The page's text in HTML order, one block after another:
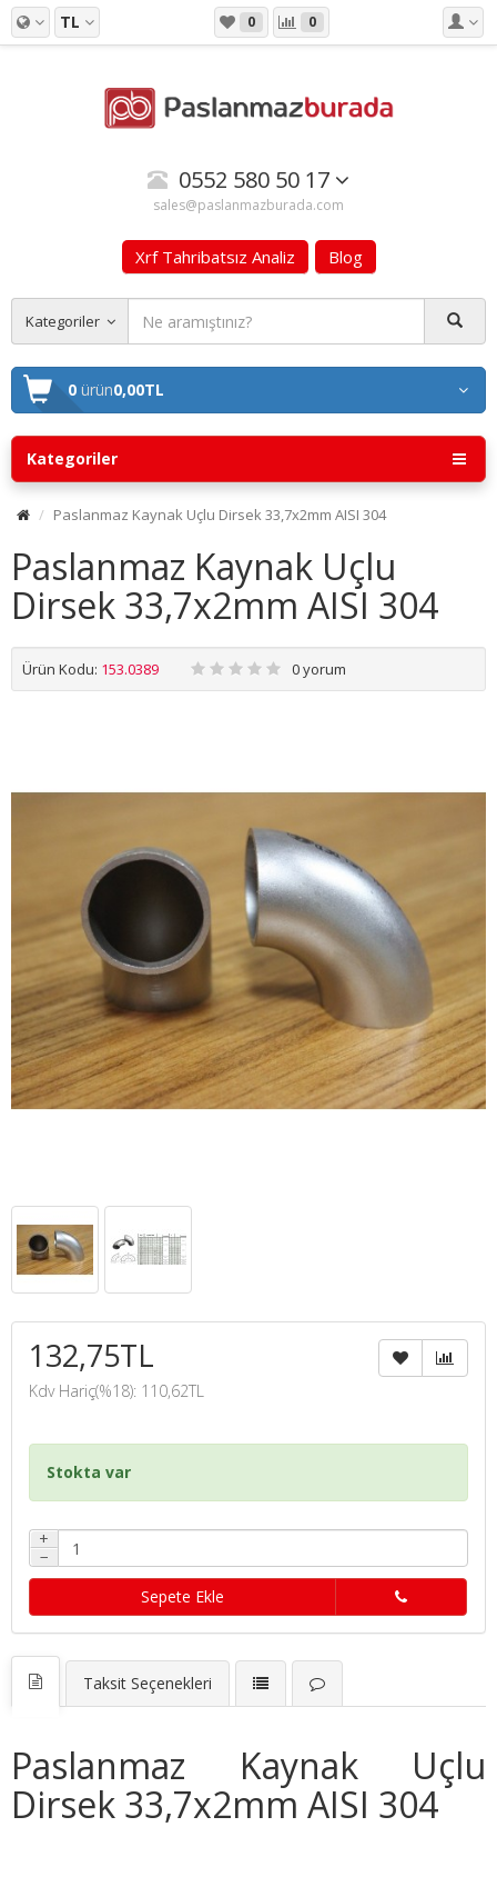
TL 0 0
0552 580 50 17
sales@paslanmazburada.com
Xrf Tahribatsız Analiz Blog
Kategoriler
0 ürün0,00TL
Kategoriler
Paslanmaz Kaynak Uçlu Dirsek 33,7x2mm AISI 304
Paslanmaz Kaynak Uçlu
Dirsek 33,7x2mm AISI 304
Ürün Kodu: 153.0389 0 yorum
132,75TL
Kdv Hariç(%18): 110,62TL
Stokta var
+
−
Sepete Ekle
Taksit Seçenekleri
Paslanmaz Kaynak Uçlu
Dirsek 33,7x2mm AISI 304